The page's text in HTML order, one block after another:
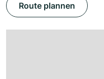
Route plannen